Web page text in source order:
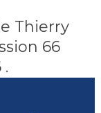
Thierry
66